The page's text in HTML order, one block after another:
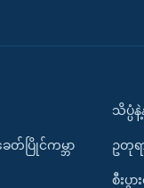
တ်ပြိုင်ကမ္ဘာ
သိပ္ပံ
ဥတုရ
စီးပွာ